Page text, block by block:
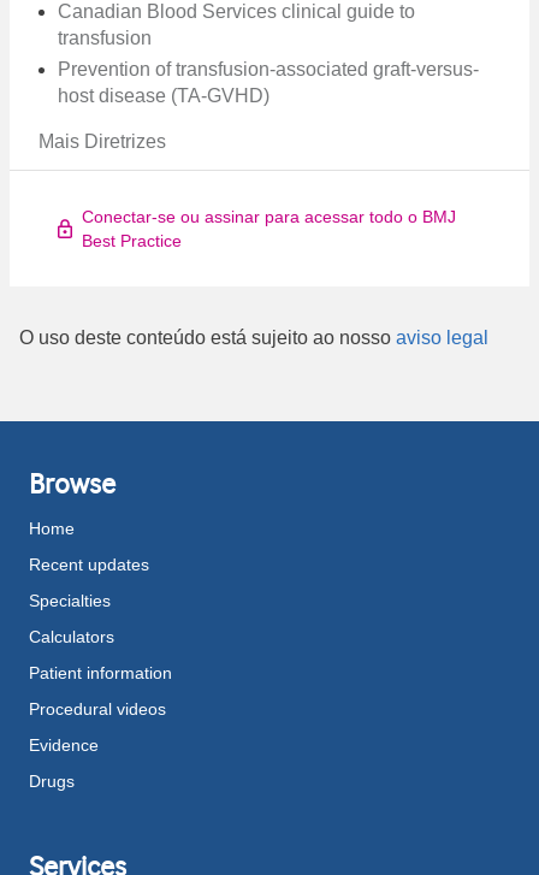
Canadian Blood Services clinical guide to
transfusion
Prevention of transfusion-associated graft-versus-
host disease (TA-GVHD)
Mais Diretrizes
Conectar-se ou assinar para acessar todo o BMJ
Best Practice
O uso deste conteúdo está sujeito ao nosso aviso legal
Browse
Home
Recent updates
Specialties
Calculators
Patient information
Procedural videos
Evidence
Drugs
Services